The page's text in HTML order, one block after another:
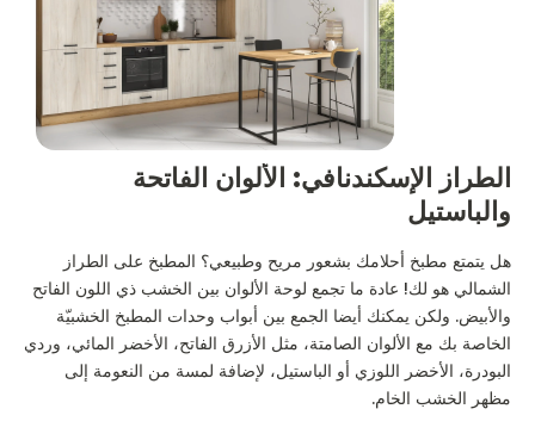
الطراز الإسكندنافي: الألوان الفاتحة
والباستيل
هل يتمتع مطبخ أحلامك بشعور مريح وطبيعي؟ المطبخ على الطراز
الشمالي هو لك! عادة ما تجمع لوحة الألوان بين الخشب ذي اللون الفاتح
والأبيض. ولكن يمكنك أيضا الجمع بين أبواب وحدات المطبخ الخشبيّة
الخاصة بك مع الألوان الصامتة، مثل الأزرق الفاتح، الأخضر المائي، وردي
البودرة، الأخضر اللوزي أو الباستيل، لإضافة لمسة من النعومة إلى
مظهر الخشب الخام.